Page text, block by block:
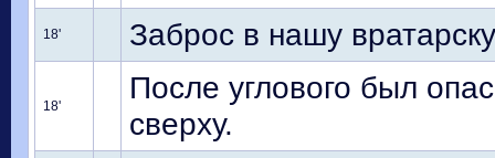
18' Заброс в нашу
18'
После углового был
сверху.